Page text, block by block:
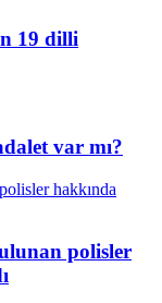
19 dilli
var mı?
polisler